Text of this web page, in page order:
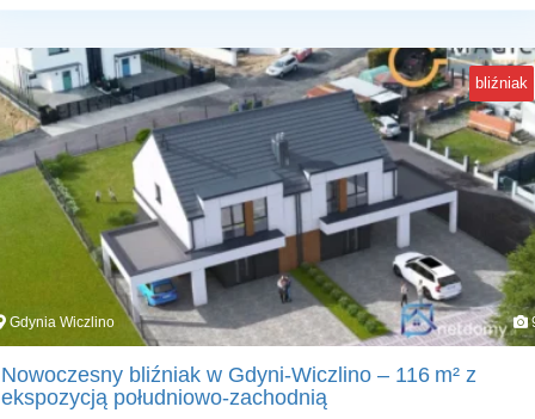
bliźniak
Gdynia Wiczlino
Nowoczesny bliźniak w Gdyni-Wiczlino – 116 m² z
ekspozycją południowo-zachodnią